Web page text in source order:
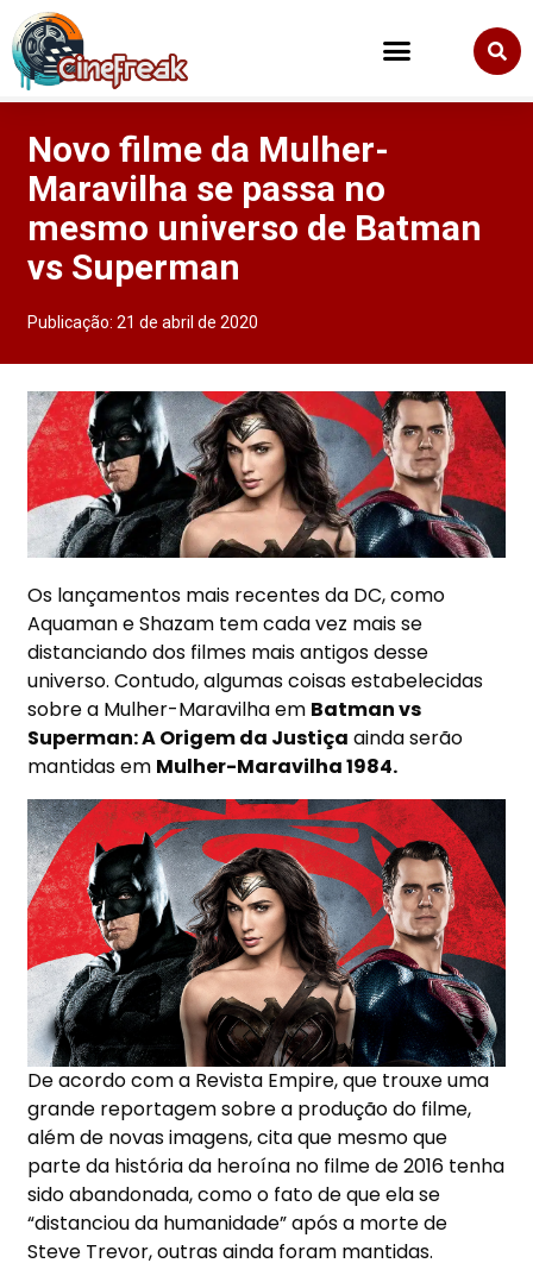
Novo filme da Mulher-
Maravilha se passa no
mesmo universo de Batman
vs Superman
Publicação:21 de abril de 2020
Os lançamentos mais recentes da DC, como
Aquaman e Shazam tem cada vez mais se
distanciando dos filmes mais antigos desse
universo. Contudo, algumas coisas estabelecidas
sobre a Mulher-Maravilha em Batman vs
Superman: A Origem da Justiça ainda serão
mantidas em Mulher-Maravilha 1984.
De acordo com a Revista Empire, que trouxe uma
grande reportagem sobre a produção do filme,
além de novas imagens, cita que mesmo que
parte da história da heroína no filme de 2016 tenha
sido abandonada, como o fato de que ela se
“distanciou da humanidade” após a morte de
Steve Trevor, outras ainda foram mantidas.